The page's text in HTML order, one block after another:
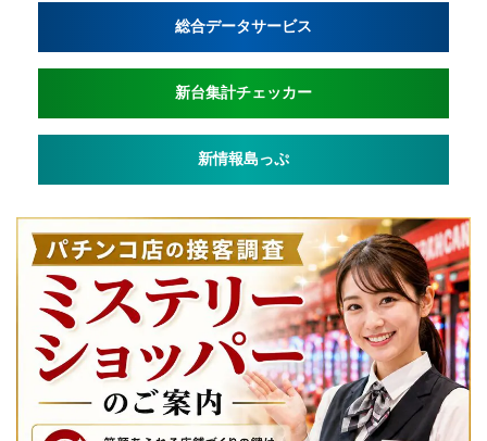
総合データサービス
新台集計チェッカー
新情報島っぷ